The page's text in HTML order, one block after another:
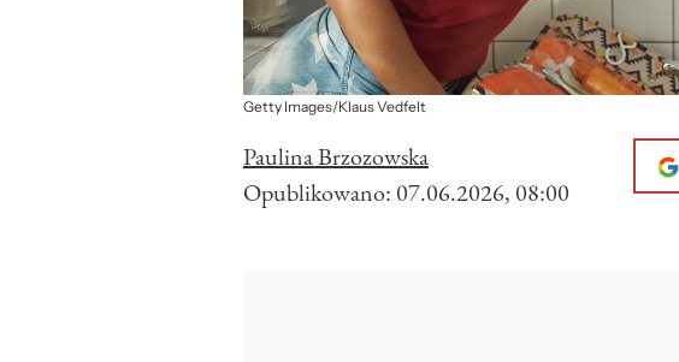
Getty Images/Klaus Vedfelt
Paulina Brzozowska
Opublikowano: 07.06.2026, 08:00